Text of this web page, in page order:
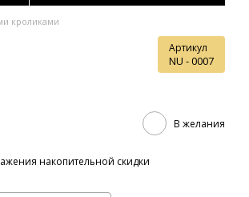
кроликами
Артикул
NU - 0007
В желания
накопительной скидки